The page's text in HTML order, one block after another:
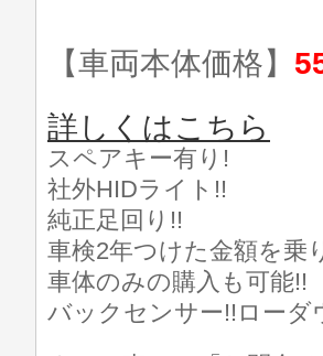
【車両本体価格】
詳しくはこちら
スペアキー有り!
社外HIDライト!!
純正足回り!!
車検2年つけた金額を乗
車体のみの購入も可能!!
バックセンサー!!ローダ